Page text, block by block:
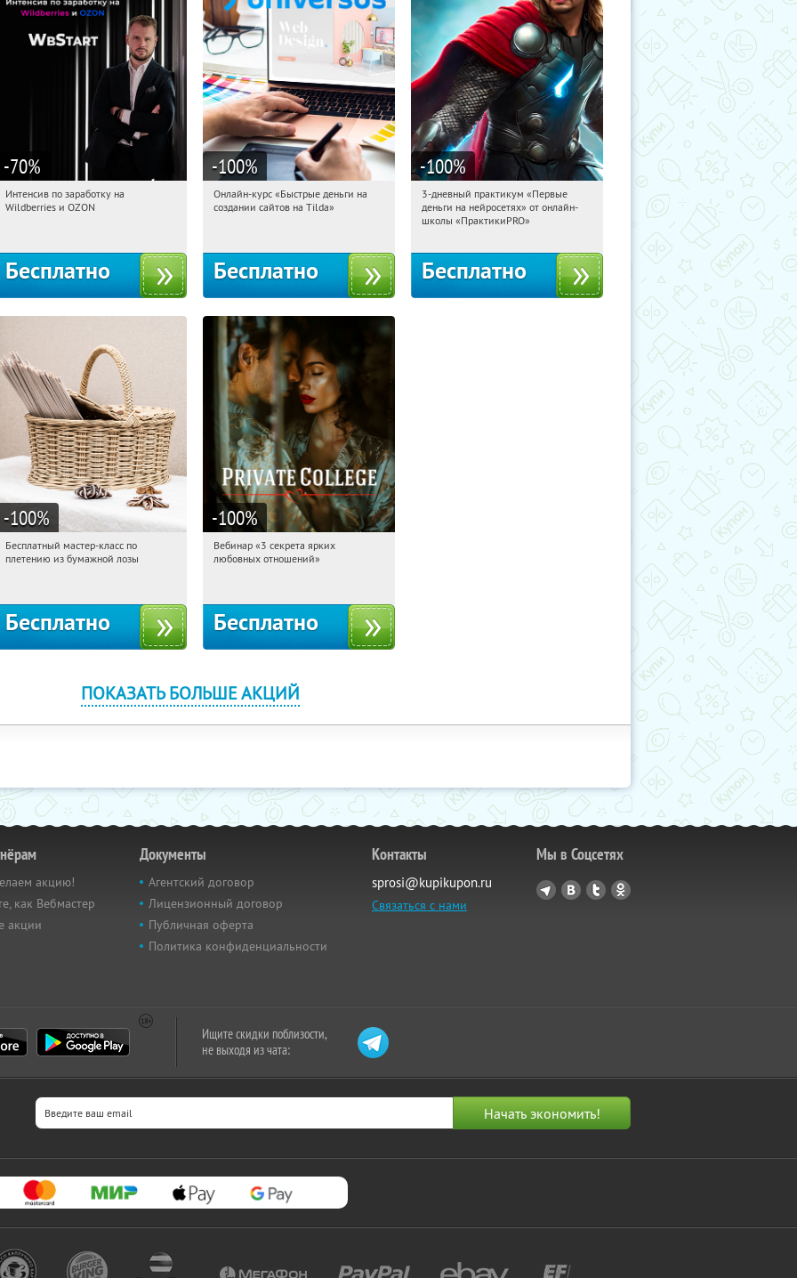
-70%
03:19:16 Получили:
Интенсив по заработку на
Wildberries и OZON
Бесплатно
-100%
03:19:16 Получили:
Онлайн-курс «Быстрые деньги на
создании сайтов на Tilda»
Бесплатно
-100%
03:19:16 Получили:
Россия
3-дневный практикум «Первые
деньги на нейросетях» от онлайн-
школы «ПрактикиPRO»
Бесплатно
-100%
03:19:16 Получили:
Бесплатный мастер-класс по
плетению из бумажной лозы
Бесплатно
-100%
03:19:16 Получили:
Вебинар «3 секрета ярких
любовных отношений»
Бесплатно
ПОКАЗАТЬ БОЛЬШЕ АКЦИЙ
акцию!
как Вебмастер
акции
Документы
Агентский договор
Лицензионный договор
Публичная оферта
Политика конфиденциальности
Контакты
sprosi@kupikupon.ru
Связаться с нами
Мы в Соцсетях
Ищите скидки поблизости,
не выходя из чата: